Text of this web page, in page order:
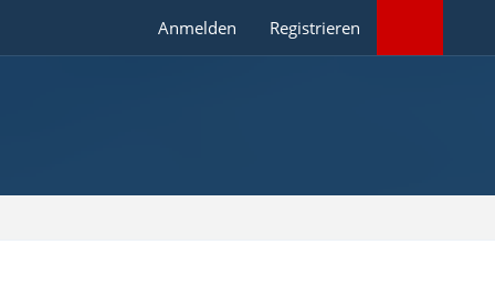
Anmelden Registrieren